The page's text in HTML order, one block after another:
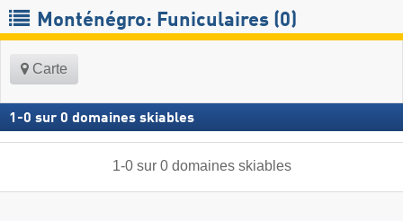
Monténégro: Funiculaires (0)
Carte
1 -0 sur 0 domaines skiables
1-0sur 0 domaines skiables